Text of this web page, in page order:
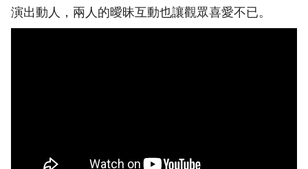
演出動人，兩人的曖昧互動也讓觀眾喜愛不已。